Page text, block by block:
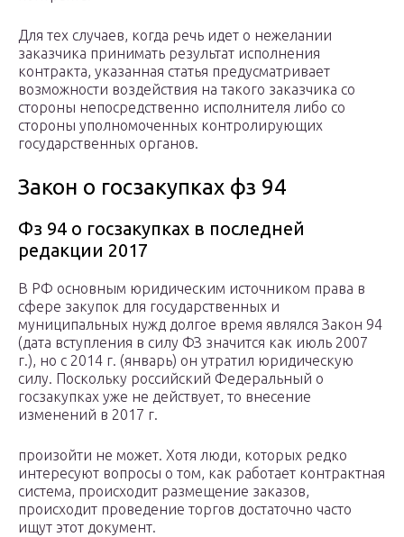
Для тех случаев, когда речь идет о нежелании
заказчика принимать результат исполнения
контракта, указанная статья предусматривает
возможности воздействия на такого заказчика со
стороны непосредственно исполнителя либо со
стороны уполномоченных контролирующих
государственных органов.
Закон о госзакупках фз 94
Фз 94 о госзакупках в последней
редакции 2017
В РФ основным юридическим источником права в
сфере закупок для государственных и
муниципальных нужд долгое время являлся Закон 94
(дата вступления в силу ФЗ значится как июль 2007
г.), но с 2014 г. (январь) он утратил юридическую
силу. Поскольку российский Федеральный о
госзакупках уже не действует, то внесение
изменений в 2017 г.
произойти не может. Хотя люди, которых редко
интересуют вопросы о том, как работает контрактная
система, происходит размещение заказов,
происходит проведение торгов достаточно часто
ищут этот документ.